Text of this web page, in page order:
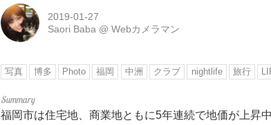
2019-01-27
Saori Baba @Webカメラマン
写真 博多 Photo 福岡 中洲 クラブ nightlife 旅行
福岡市は住宅地、商業地ともに5年連続で地価が上昇中